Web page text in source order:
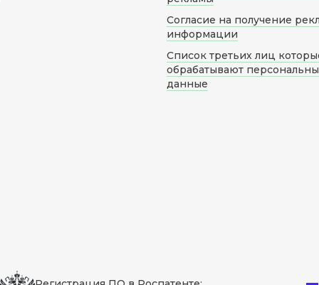
Согласие на получение
информации
Список третьих лиц
обрабатывают
данные